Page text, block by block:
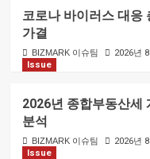
코로나 바이러스 대응
가결
BIZMARK 이슈팀
2026년
Issue
2026년 종합부동산세
분석
BIZMARK 이슈팀
2026년
Issue